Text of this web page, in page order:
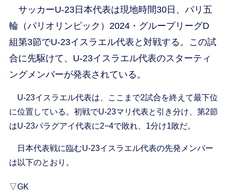
サッカーU-23日本代表は現地時間30日、パリ五
輪（パリオリンピック）2024・グループリーグD
組第3節でU-23イスラエル代表と対戦する。この試
合に先駆けて、U-23イスラエル代表のスターティ
ングメンバーが発表されている。
U-23イスラエル代表は、ここまで2試合を終えて最下位
に位置している。初戦でU-23マリ代表と引き分け、第2節
はU-23パラグアイ代表に2−4で敗れ、1分け1敗だ。
日本代表戦に臨むU-23イスラエル代表の先発メンバー
は以下のとおり。
▽GK